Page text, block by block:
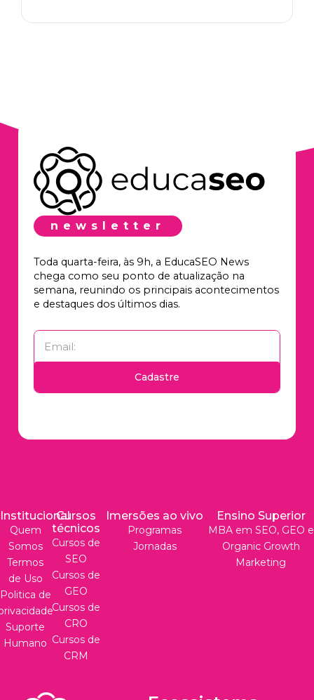
newsletter
Toda quarta-feira, às 9h, a EducaSEO News
chega como seu ponto de atualização na
semana, reunindo os principais acontecimentos
e destaques dos últimos dias.
Cadastre
Institucional
Quem
Somos
Termos
de Uso
Politica de
Suporte
Humano
Cursos
técnicos
Cursos de
SEO
Cursos de
GEO
Cursos de
CRO
Cursos de
CRM
Imersões ao vivo
Programas
Jornadas
Ensino Superior
MBA em SEO, GEO e
Organic Growth
Marketing